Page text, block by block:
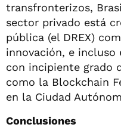
transfronterizos,
sector privado está
pública (el DREX)
innovación, e
con incipiente grado
como la Blockchain
en la Ciudad
Conclusiones